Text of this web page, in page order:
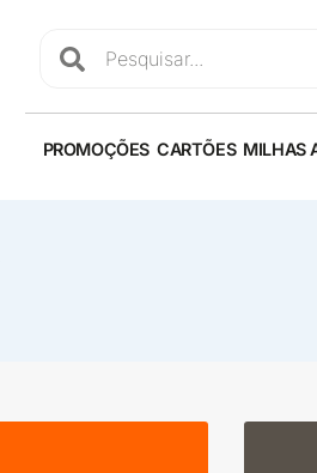
PROMOÇÕES CARTÕES MILHAS